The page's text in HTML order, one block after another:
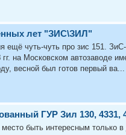
лет "ЗИС\ЗИЛ"
ещё чуть-чуть про зис 151.
на Московском автозаводе
весной был готов первый ва...
ГУР Зил 130, 4331,
быть интересным только в